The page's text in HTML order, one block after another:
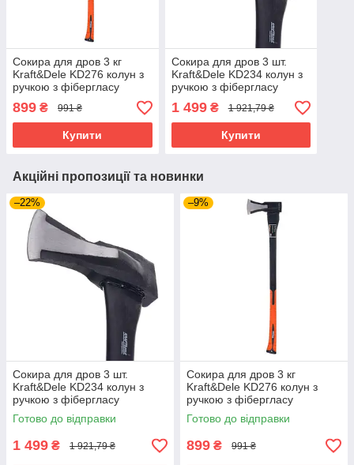
Сокира для дров 3 кг
Kraft&Dele KD276 колун з
ручкою з фібергласу
899 ₴ 991 ₴
Купити
Сокира для дров 3 шт.
Kraft&Dele KD234 колун з
ручкою з фібергласу
1 499₴ 1 921,79 ₴
Купити
Акційні пропозиції та новинки
–22%
Сокира для дров 3 шт.
Kraft&Dele KD234 колун з
ручкою з фібергласу
Готово до відправки
1 499 ₴ 1 921,79 ₴
–9%
Сокира для дров 3 кг
Kraft&Dele KD276 колун з
ручкою з фібергласу
Готово до відправки
899 ₴ 991 ₴